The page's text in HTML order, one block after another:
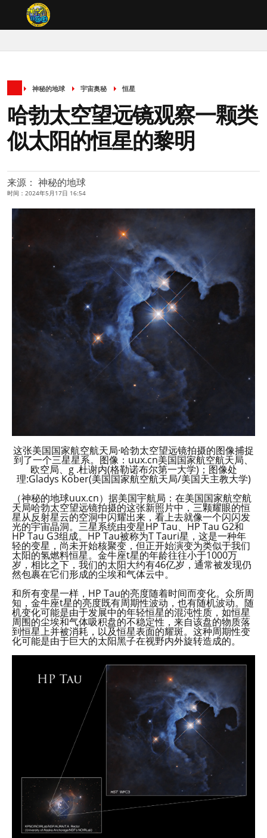
神秘的地球 宇宙奥秘 恒星
哈勃太空望远镜观察一颗类
似太阳的恒星的黎明
来源： 神秘的地球
时间：2024年5月17日 16:54
这张美国国家航空航天局·哈勃太空望远镜拍摄的图像捕捉
到了一个三星星系。图像：uux.cn美国国家航空航天局、
欧空局、g .杜谢内(格勒诺布尔第一大学)；图像处
理:Gladys Kober(美国国家航空航天局/美国天主教大学)
（神秘的地球uux.cn）据美国宇航局：在美国国家航空航
天局哈勃太空望远镜拍摄的这张新照片中，三颗耀眼的恒
星从反射星云的空洞中闪耀出来，看上去就像一个闪闪发
光的宇宙晶洞。三星系统由变星HP Tau、HP Tau G2和
HP Tau G3组成。HP Tau被称为T Tauri星，这是一种年
轻的变星，尚未开始核聚变，但正开始演变为类似于我们
太阳的氢燃料恒星。金牛座t星的年龄往往小于1000万
岁，相比之下，我们的太阳大约有46亿岁，通常被发现仍
然包裹在它们形成的尘埃和气体云中。
和所有变星一样，HP Tau的亮度随着时间而变化。众所周
知，金牛座t星的亮度既有周期性波动，也有随机波动。随
机变化可能是由于发展中的年轻恒星的混沌性质，如恒星
周围的尘埃和气体吸积盘的不稳定性，来自该盘的物质落
到恒星上并被消耗，以及恒星表面的耀斑。这种周期性变
化可能是由于巨大的太阳黑子在视野内外旋转造成的。